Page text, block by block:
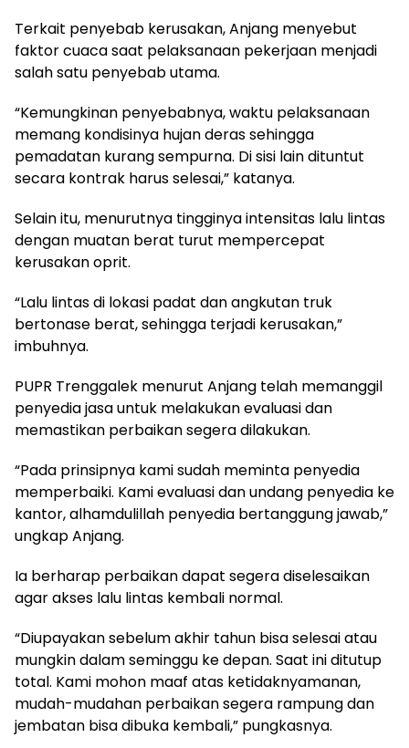
Terkait penyebab kerusakan, Anjang menyebut
faktor cuaca saat pelaksanaan pekerjaan menjadi
salah satu penyebab utama.
“Kemungkinan penyebabnya, waktu pelaksanaan
memang kondisinya hujan deras sehingga
pemadatan kurang sempurna. Di sisi lain dituntut
secara kontrak harus selesai,” katanya.
Selain itu, menurutnya tingginya intensitas lalu lintas
dengan muatan berat turut mempercepat
kerusakan oprit.
“Lalu lintas di lokasi padat dan angkutan truk
bertonase berat, sehingga terjadi kerusakan,”
imbuhnya.
PUPR Trenggalek menurut Anjang telah memanggil
penyedia jasa untuk melakukan evaluasi dan
memastikan perbaikan segera dilakukan.
“Pada prinsipnya kami sudah meminta penyedia
memperbaiki. Kami evaluasi dan undang penyedia ke
kantor, alhamdulillah penyedia bertanggung jawab,”
ungkap Anjang.
Ia berharap perbaikan dapat segera diselesaikan
agar akses lalu lintas kembali normal.
“Diupayakan sebelum akhir tahun bisa selesai atau
mungkin dalam seminggu ke depan. Saat ini ditutup
total. Kami mohon maaf atas ketidaknyamanan,
mudah-mudahan perbaikan segera rampung dan
jembatan bisa dibuka kembali,” pungkasnya.